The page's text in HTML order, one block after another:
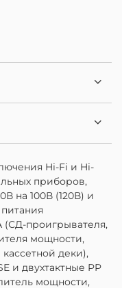
Hi-Fi и Hi-
приборов,
на 100В (120В) и
проигрывателя,
мощности,
деки),
и двухтактные PP
мощности,